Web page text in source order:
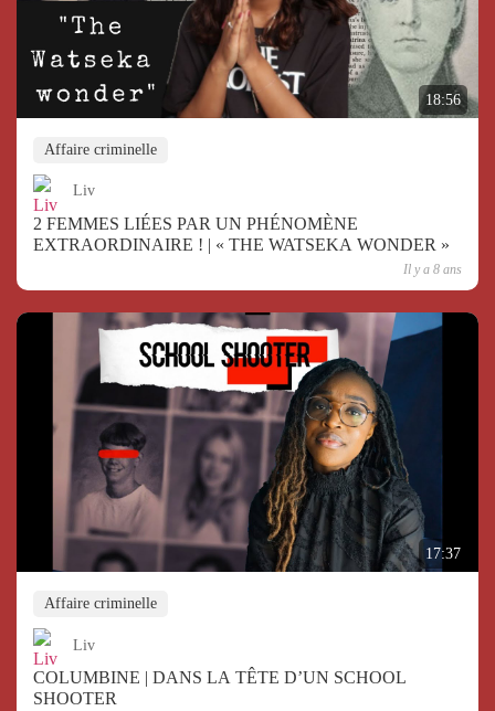
18:56
Affaire criminelle
Liv
2 FEMMES LIÉES PAR UN PHÉNOMÈNE
EXTRAORDINAIRE ! | « THE WATSEKA WONDER »
Il y a 8 ans
17:37
Affaire criminelle
Liv
COLUMBINE | DANS LA TÊTE D’UN SCHOOL
SHOOTER